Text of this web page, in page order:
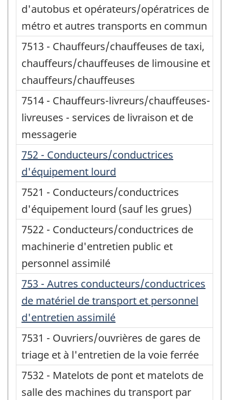
d'autobus et opérateurs/opératrices de
métro et autres transports en commun
7513 - Chauffeurs/chauffeuses de taxi,
chauffeurs/chauffeuses de limousine et
chauffeurs/chauffeuses
7514 - Chauffeurs-livreurs/chauffeuses-
livreuses - services de livraison et de
messagerie
752 - Conducteurs/conductrices
d'équipement lourd
7521 - Conducteurs/conductrices
d'équipement lourd (sauf les grues)
7522 - Conducteurs/conductrices de
machinerie d'entretien public et
personnel assimilé
753 - Autres conducteurs/conductrices
de matériel de transport et personnel
d'entretien assimilé
7531 - Ouvriers/ouvrières de gares de
triage et à l'entretien de la voie ferrée
7532 - Matelots de pont et matelots de
salle des machines du transport par